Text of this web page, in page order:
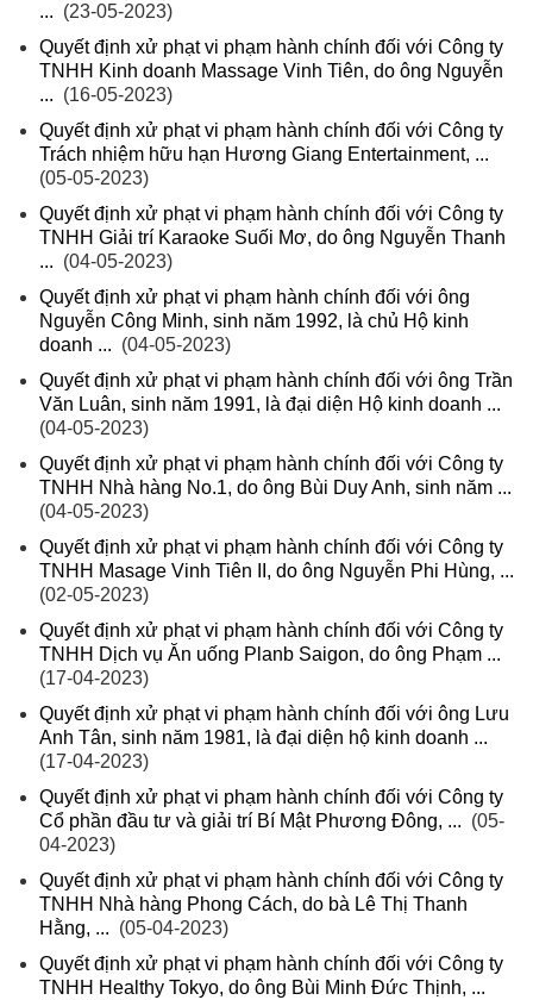
... (23-05-2023)
Quyết định xử phạt vi phạm hành chính đối với Công ty
TNHH Kinh doanh Massage Vinh Tiên, do ông Nguyễn
... (16-05-2023)
Quyết định xử phạt vi phạm hành chính đối với Công ty
Trách nhiệm hữu hạn Hương Giang Entertainment, ...
(05-05-2023)
Quyết định xử phạt vi phạm hành chính đối với Công ty
TNHH Giải trí Karaoke Suối Mơ, do ông Nguyễn Thanh
... (04-05-2023)
Quyết định xử phạt vi phạm hành chính đối với ông
Nguyễn Công Minh, sinh năm 1992, là chủ Hộ kinh
doanh ... (04-05-2023)
Quyết định xử phạt vi phạm hành chính đối với ông Trần
Văn Luân, sinh năm 1991, là đại diện Hộ kinh doanh ...
(04-05-2023)
Quyết định xử phạt vi phạm hành chính đối với Công ty
TNHH Nhà hàng No.1, do ông Bùi Duy Anh, sinh năm ...
(04-05-2023)
Quyết định xử phạt vi phạm hành chính đối với Công ty
TNHH Masage Vinh Tiên II, do ông Nguyễn Phi Hùng, ...
(02-05-2023)
Quyết định xử phạt vi phạm hành chính đối với Công ty
TNHH Dịch vụ Ăn uống Planb Saigon, do ông Phạm ...
(17-04-2023)
Quyết định xử phạt vi phạm hành chính đối với ông Lưu
Anh Tân, sinh năm 1981, là đại diện hộ kinh doanh ...
(17-04-2023)
Quyết định xử phạt vi phạm hành chính đối với Công ty
Cổ phần đầu tư và giải trí Bí Mật Phương Đông, ... (05-
04-2023)
Quyết định xử phạt vi phạm hành chính đối với Công ty
TNHH Nhà hàng Phong Cách, do bà Lê Thị Thanh
Hằng, ... (05-04-2023)
Quyết định xử phạt vi phạm hành chính đối với Công ty
TNHH Healthy Tokyo, do ông Bùi Minh Đức Thịnh, ...